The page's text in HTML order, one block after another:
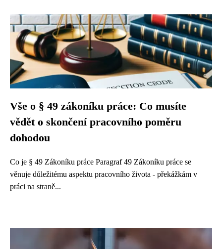
Vše o § 49 zákoníku práce: Co musíte
vědět o skončení pracovního poměru
dohodou
Co je § 49 Zákoníku práce Paragraf 49 Zákoníku práce se
věnuje důležitému aspektu pracovního života - překážkám v
práci na straně...